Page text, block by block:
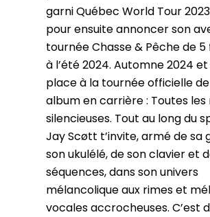
garni Québec World Tour
pour ensuite annoncer son
tournée Chasse & Pêche de 5
à l’été 2024. Automne 2024 et
place à la tournée officielle
album en carrière : Toutes les
silencieuses. Tout au long du
Jay Scøtt t’invite, armé de sa
son ukulélé, de son clavier et
séquences, dans son univers
mélancolique aux rimes et
vocales accrocheuses. C’est